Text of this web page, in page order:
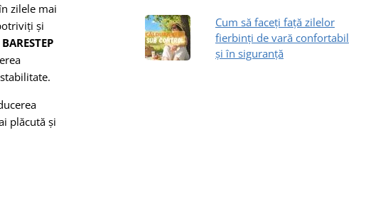
zilele mai
și
plăcută și
Cum să faceți față zilelor
fierbinți de vară confortabil
și în siguranță